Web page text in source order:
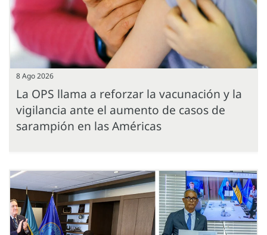
8 Ago 2026
La OPS llama a reforzar la vacunación y la
vigilancia ante el aumento de casos de
sarampión en las Américas